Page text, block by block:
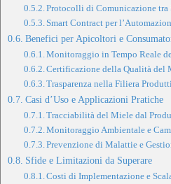
Protocolli di Comunicazione tra
Smart Contract per
Benefici per Apicoltori e
Monitoraggio in Tempo Reale
Certificazione della Qualità del
Trasparenza nella Filiera
Casi d’Uso e Applicazioni Pratiche
Tracciabilità del Miele dal
Monitoraggio Ambientale e
Prevenzione di Malattie e
Sfide e Limitazioni da Superare
Costi di Implementazione e